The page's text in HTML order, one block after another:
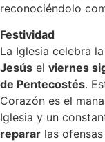
reconociéndolo
Festividad
La Iglesia celebra la
Jesús el viernes
de Pentecostés.
Corazón es el
Iglesia y un
reparar las